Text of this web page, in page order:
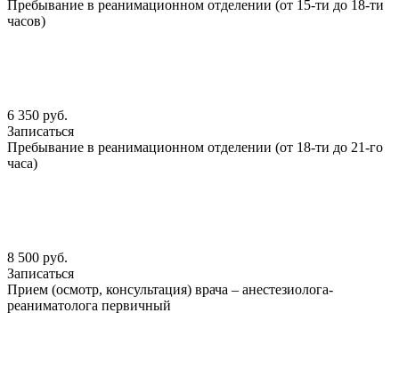
Пребывание в реанимационном отделении (от 15-ти до 18-ти
часов)
6 350 руб.
Записаться
Пребывание в реанимационном отделении (от 18-ти до 21-го
часа)
8 500 руб.
Записаться
Прием (осмотр, консультация) врача – анестезиолога-
реаниматолога первичный